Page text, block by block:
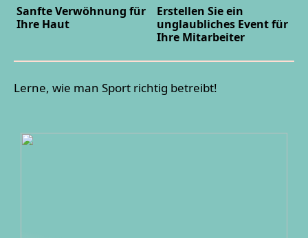
Sanfte Verwöhnung für
Ihre Haut
Erstellen Sie ein
unglaubliches Event für
Ihre Mitarbeiter
Lerne, wie man Sport richtig betreibt!